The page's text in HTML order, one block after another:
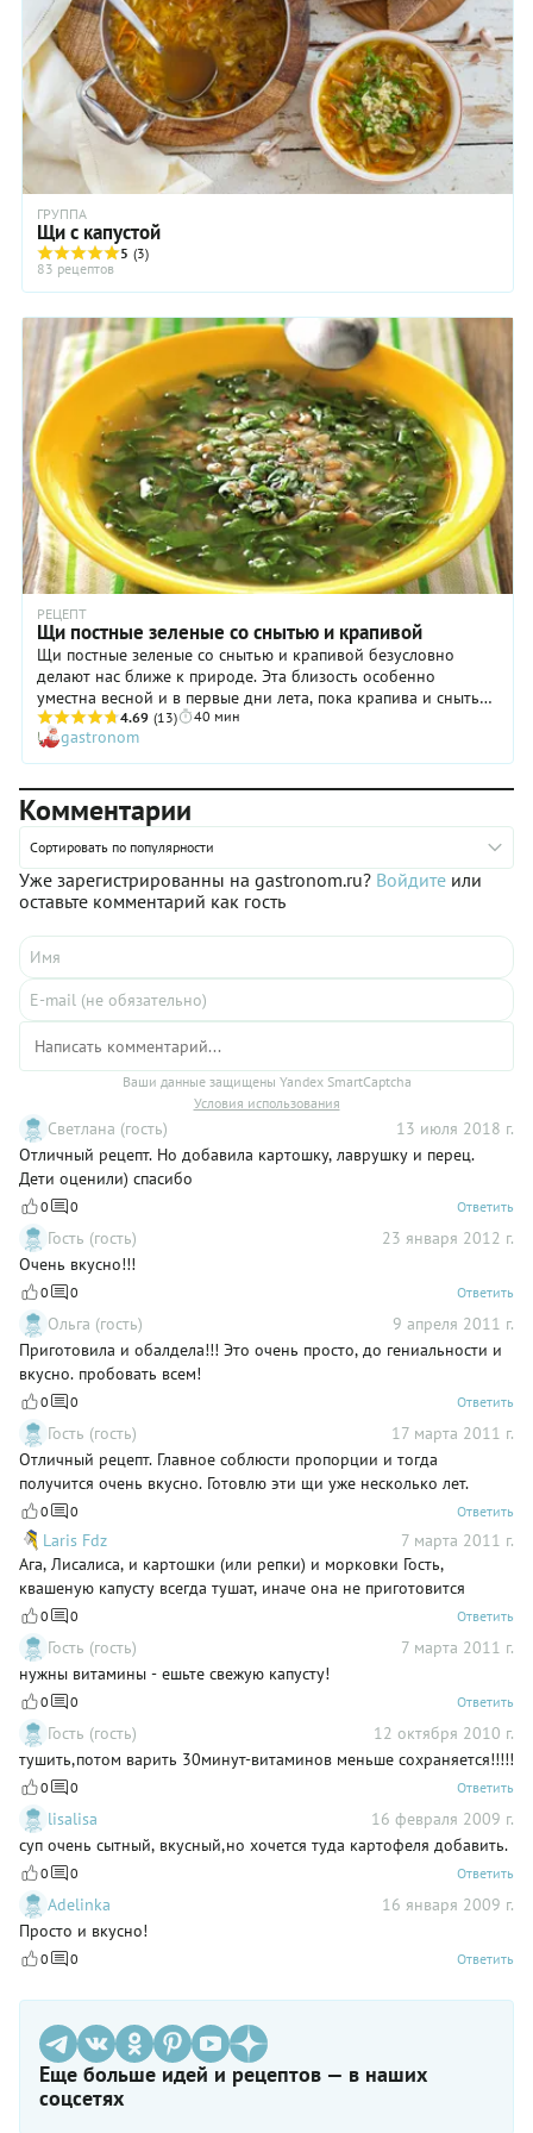
душистой свежей зеленью и, непременно, густой жирной
сметаной!
ГРУППА
Щи с капустой
5 (3)
83 рецептов
РЕЦЕПТ
Щи постные зеленые со снытью и крапивой
Щи постные зеленые со снытью и крапивой безусловно
делают нас ближе к природе. Эта близость особенно
уместна весной и в первые дни лета, пока крапива и сныть
не пошли в рост и не огрубели, пока листочки у них
молодые и нежные. Эти травы повсеместно растут у нас под
ногами, но собирать их, как и любую дикую зелень, нужно
вдали от автомобильных дорог и производств — иначе
вместе с витаминами вы получите изрядную долю вредных
веществ, которые зелень впитывает из земли и воздуха в
процессе роста. Кстати, если крапиву знают все, то не всем
городским жителям известно, как выглядит сныть. Это
распространенное растение с зонтиками, как у укропа, и
заостренными тройчатыми листочками. И, кстати, ее
название происходит от слова «снедь», которое указывает
на ее съедобность. Лучший суп с крапивой и снытью — щи с
гречкой, рецепт которых мы вам предлагаем скорее
опробовать.
4.69 (13) 40 мин
gastronom
Комментарии
Сортировать по популярности
Уже зарегистрированны на gastronom.ru? Войдите или
оставьте комментарий как гость
Ваши данные защищены Yandex SmartCaptcha
Условия использования
Светлана (гость)
13 июля 2018 г.
Отличный рецепт. Но добавила картошку, лаврушку и перец.
Дети оценили) спасибо
0 0 Ответить
Гость (гость)
23 января 2012 г.
Очень вкусно!!!
0 0 Ответить
Ольга (гость)
9 апреля 2011 г.
Приготовила и обалдела!!! Это очень просто, до гениальности и
вкусно. пробовать всем!
0 0 Ответить
Гость (гость)
17 марта 2011 г.
Отличный рецепт. Главное соблюсти пропорции и тогда
получится очень вкусно. Готовлю эти щи уже несколько лет.
0 0 Ответить
Laris Fdz
7 марта 2011 г.
Ага, Лисалиса, и картошки (или репки) и морковки Гость,
квашеную капусту всегда тушат, иначе она не приготовится
0 0 Ответить
Гость (гость)
7 марта 2011 г.
нужны витамины - ешьте свежую капусту!
0 0 Ответить
Гость (гость)
12 октября 2010 г.
тушить,потом варить 30минут-витаминов меньше сохраняется!!!!!
0 0 Ответить
lisalisa
16 февраля 2009 г.
суп очень сытный, вкусный,но хочется туда картофеля добавить.
0 0 Ответить
Adelinka
16 января 2009 г.
Просто и вкусно!
0 0 Ответить
Еще больше идей и рецептов — в наших
соцсетях